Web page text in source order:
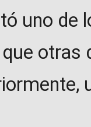
uno de
otras